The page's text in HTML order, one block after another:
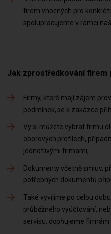
firem vhodných pro
spolupracujeme v rámci
Jak zprostředkování firem
Firmy, které mají zájem
podmínek, se k zakázce
Vy si můžete vybrat firmu
oborových profilech,
jednotlivými firmami
Dokumenty včetně smluv,
potřebných dokumentů
Také vyvíjíme po celou
průběžného vyúčtování,
servisu, dopňujeme firmám